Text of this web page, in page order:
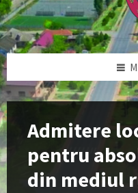
Admitere
pentru
din mediul